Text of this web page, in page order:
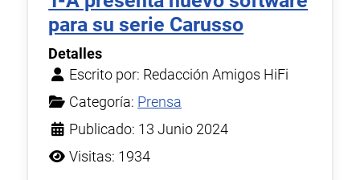
para su serie Carusso
Detalles
Escrito por: Redacción Amigos HiFi
Categoría: Prensa
Publicado: 13 Junio 2024
Visitas: 1934